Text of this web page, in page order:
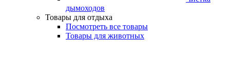
дымоходов
Товары для отдыха
Посмотреть все товары
Товары для животных